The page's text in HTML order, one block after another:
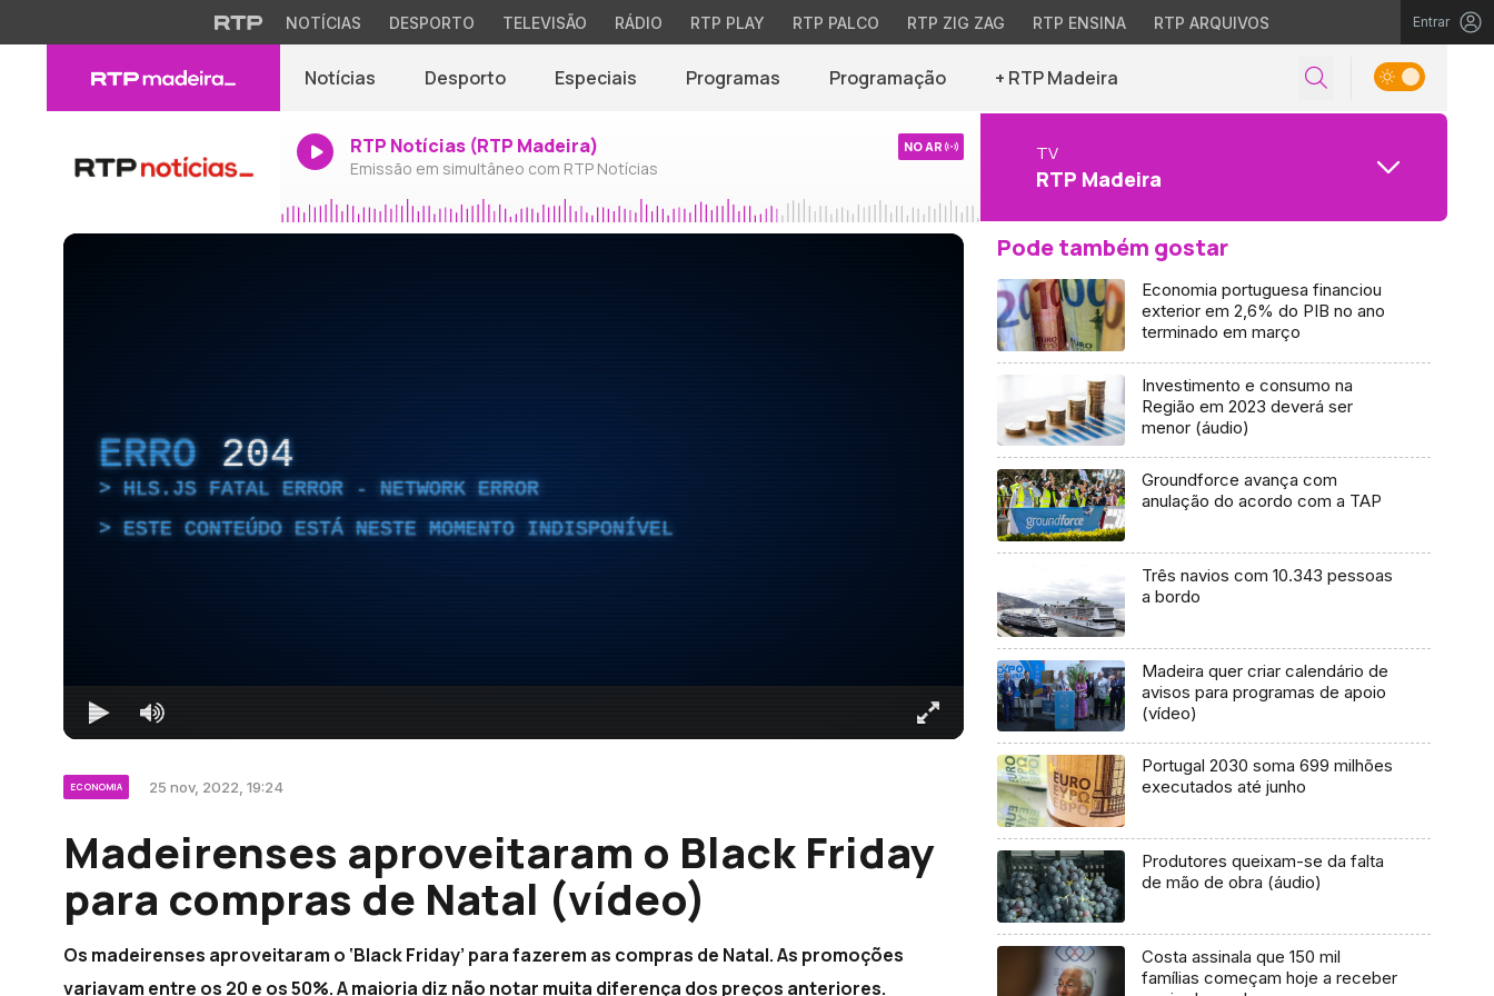
NOTÍCIAS DESPORTO TELEVISÃO RÁDIO RTP PLAY RTP PALCO RTP ZIG ZAG RTP ENSINA RTP ARQUIVOS Entrar
Notícias Desporto Especiais Programas Programação + RTP Madeira
RTP Notícias (RTP Madeira)
Emissão em simultâneo com RTP Notícias
NO AR TV
RTP Madeira
ERRO 204
HLS.JS FATAL ERROR - NETWORK ERROR
ESTE CONTEÚDO ESTÁ NESTE MOMENTO INDISPONÍVEL
ECONOMIA 25 nov, 2022, 19:24
Madeirenses aproveitaram o Black Friday
para compras de Natal (vídeo)
Os madeirenses aproveitaram o ‘Black Friday’ para fazerem as compras de Natal. As promoções
variavam entre os 20 e os 50%. A maioria diz não notar muita diferença dos preços anteriores.
Pode também gostar
Economia portuguesa financiou
exterior em 2,6% do PIB no ano
terminado em março
Investimento e consumo na
Região em 2023 deverá ser
menor (áudio)
Groundforce avança com
anulação do acordo com a TAP
Três navios com 10.343 pessoas
a bordo
Madeira quer criar calendário de
avisos para programas de apoio
(vídeo)
Portugal 2030 soma 699 milhões
executados até junho
Produtores queixam-se da falta
de mão de obra (áudio)
Costa assinala que 150 mil
famílias começam hoje a receber